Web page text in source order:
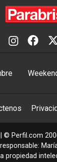
| © Perfil.com
propiedad